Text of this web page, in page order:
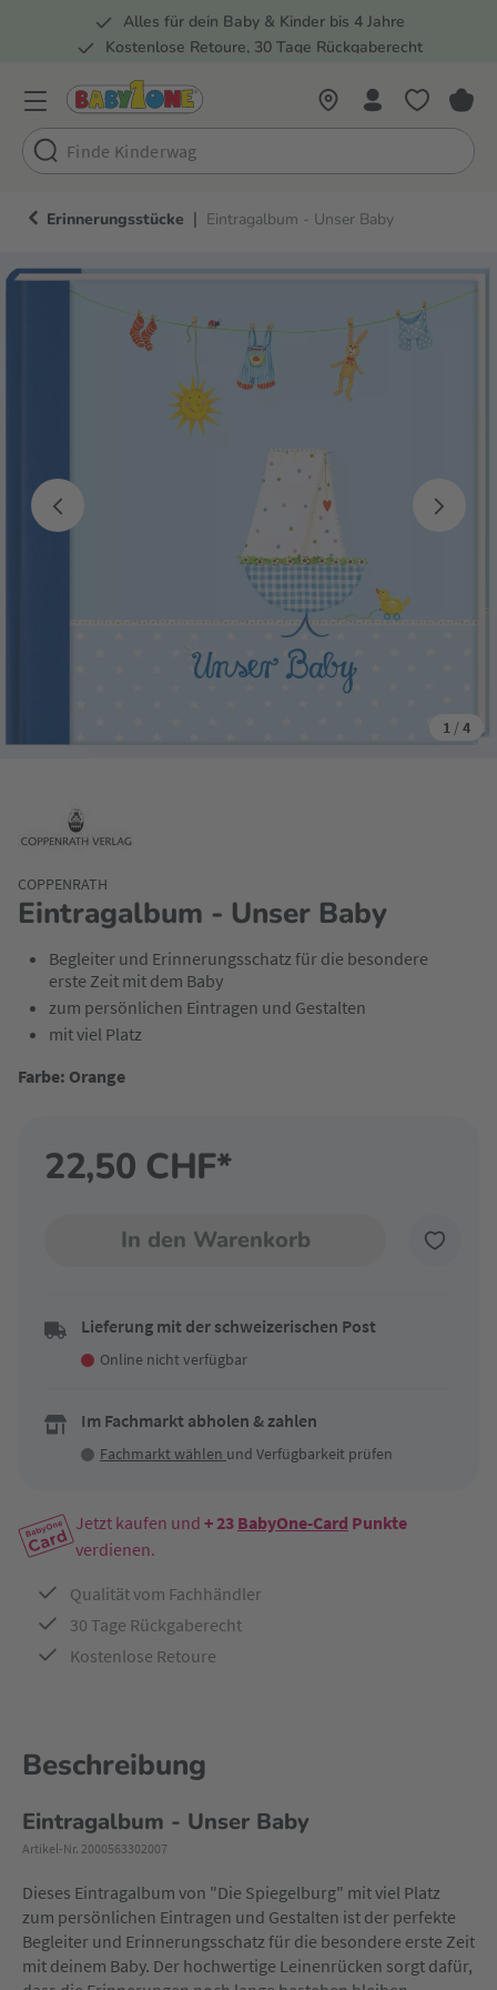
Zur Hauptnavigation springen
Alles für dein Baby & Kinder bis 4 Jahre
Kostenlose Retoure, 30 Tage Rückgaberecht
Erinnerungsstücke | Eintragalbum - Unser Baby
1 /4
Eintragalbum - Unser Baby
COPPENRATH
Begleiter und Erinnerungsschatz für die besondere
erste Zeit mit dem Baby
zum persönlichen Eintragen und Gestalten
mit viel Platz
Farbe: Orange
22,50 CHF*
In den Warenkorb
Lieferung mit der schweizerischen Post
Online nicht verfügbar
Im Fachmarkt abholen & zahlen
Fachmarkt wählen und Verfügbarkeit prüfen
Jetzt kaufen und + 23 BabyOne-Card Punkte
verdienen.
Qualität vom Fachhändler
30 Tage Rückgaberecht
Kostenlose Retoure
Beschreibung
Eintragalbum - Unser Baby
Artikel-Nr. 2000563302007
Dieses Eintragalbum von "Die Spiegelburg" mit viel Platz
zum persönlichen Eintragen und Gestalten ist der perfekte
Begleiter und Erinnerungsschatz für die besondere erste Zeit
mit deinem Baby. Der hochwertige Leinenrücken sorgt dafür,